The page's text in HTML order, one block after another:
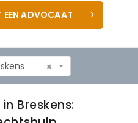
EEN ADVOCAAT
×
Breskens: